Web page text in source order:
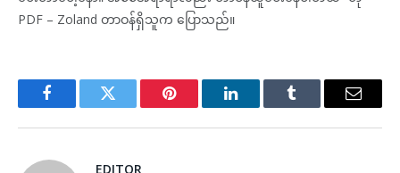
PDF – Zoland တာဝန်ရှိသူက ပြောသည်။
FacebookTwitter Pinterest LinkedInTumblr Email
EDITOR